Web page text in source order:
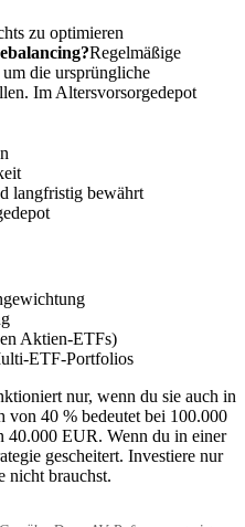
zu optimieren
Regelmäßige
die ursprüngliche
Im Altersvorsorgedepot
langfristig bewährt
Aktien-ETFs)
ETF-Portfolios
nur, wenn du sie auch in
von 40 % bedeutet bei 100.000
EUR. Wenn du in einer
gescheitert. Investiere nur
nicht brauchst.